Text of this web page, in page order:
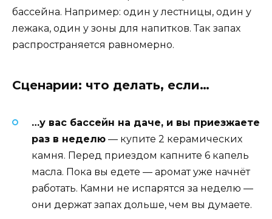
бассейна. Например: один у лестницы, один у
лежака, один у зоны для напитков. Так запах
распространяется равномерно.
Сценарии: что делать, если…
…у вас бассейн на даче, и вы приезжаете
раз в неделю — купите 2 керамических
камня. Перед приездом капните 6 капель
масла. Пока вы едете — аромат уже начнёт
работать. Камни не испарятся за неделю —
они держат запах дольше, чем вы думаете.